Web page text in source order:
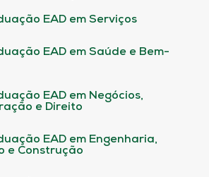
EAD em Serviços
EAD em Saúde e Bem-
EAD em Negócios,
e Direito
EAD em Engenharia,
e Construção